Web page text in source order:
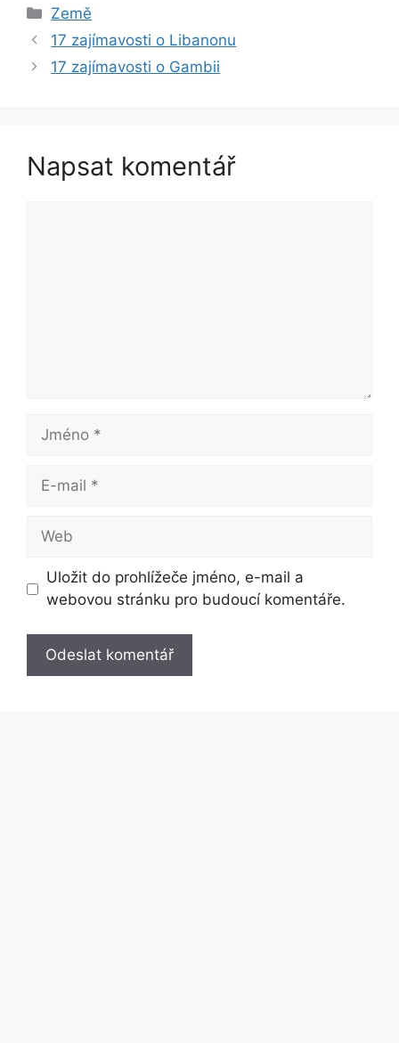
Rubriky
Země
17 zajímavosti o Libanonu
17 zajímavosti o Gambii
Napsat komentář
Jméno
Web
Uložit do prohlížeče jméno, e-mail a
webovou stránku pro budoucí komentáře.